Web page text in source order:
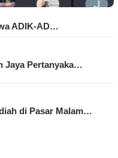
ADIK-AD…
Jaya Pertanyaka…
di Pasar Malam…